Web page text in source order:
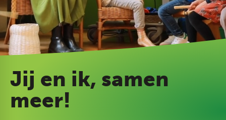
Jij en ik, samen
meer!